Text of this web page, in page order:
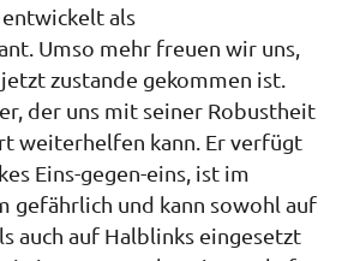
entwickelt als
Umso mehr freuen wir uns,
zustande gekommen ist.
der uns mit seiner Robustheit
weiterhelfen kann. Er verfügt
Eins-gegen-eins, ist im
gefährlich und kann sowohl auf
auch auf Halblinks eingesetzt